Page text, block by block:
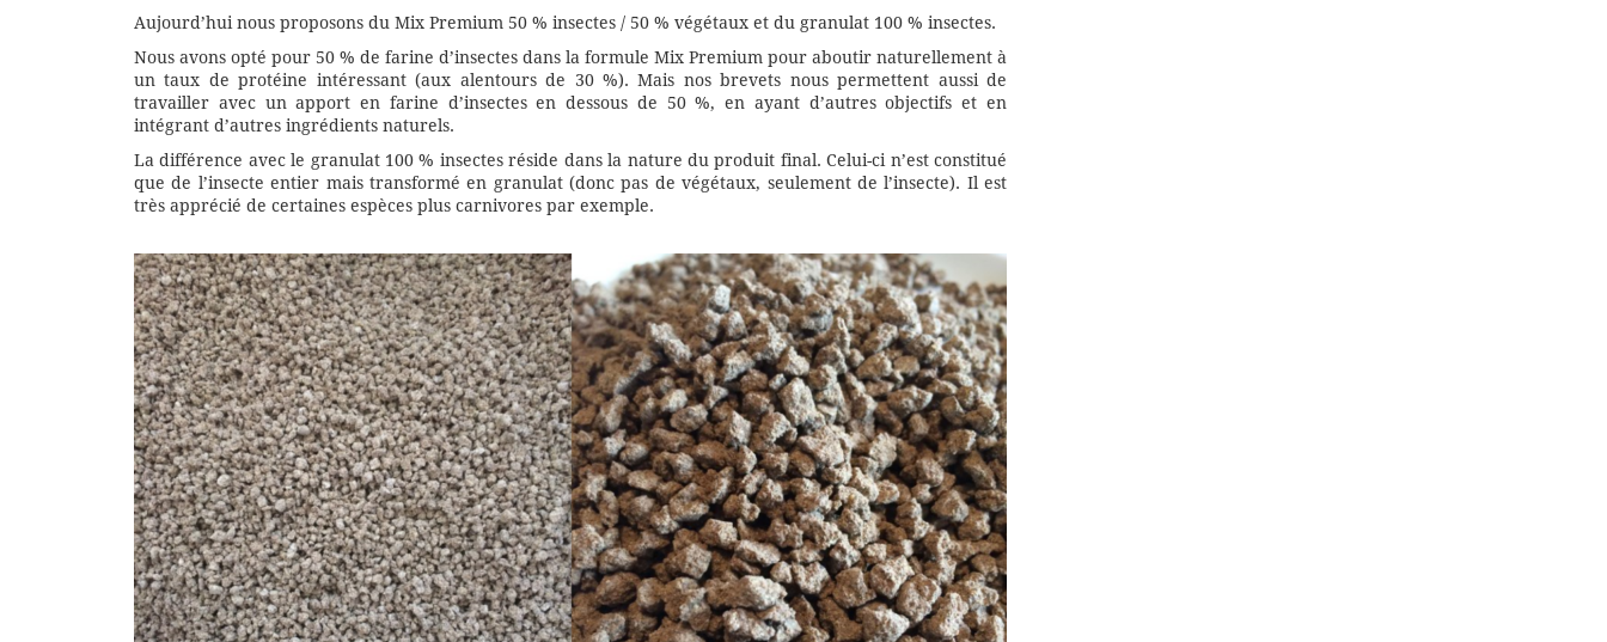
Aujourd’hui nous proposons du Mix Premium 50 % insectes / 50 % végétaux et du granulat 100 % insectes.
Nous avons opté pour 50 % de farine d’insectes dans la formule Mix Premium pour aboutir naturellement à
un taux de protéine intéressant (aux alentours de 30 %). Mais nos brevets nous permettent aussi de
travailler avec un apport en farine d’insectes en dessous de 50 %, en ayant d’autres objectifs et en
intégrant d’autres ingrédients naturels.
La différence avec le granulat 100 % insectes réside dans la nature du produit final. Celui-ci n’est constitué
que de l’insecte entier mais transformé en granulat (donc pas de végétaux, seulement de l’insecte). Il est
très apprécié de certaines espèces plus carnivores par exemple.